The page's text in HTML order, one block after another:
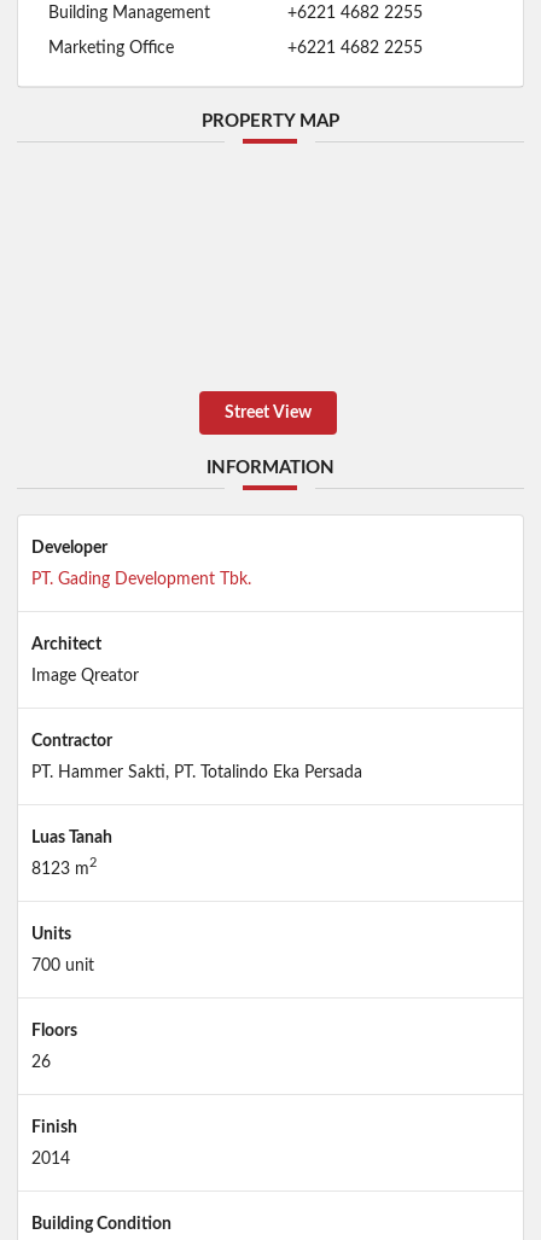
Building Management +6221 4682 2255
Marketing Office +6221 4682 2255
PROPERTY MAP
Street View
INFORMATION
Developer
PT. Gading Development Tbk.
Architect
Image Qreator
Contractor
PT. Hammer Sakti, PT. Totalindo Eka Persada
Luas Tanah
8123 m2
Units
700 unit
Floors
26
Finish
2014
Building Condition